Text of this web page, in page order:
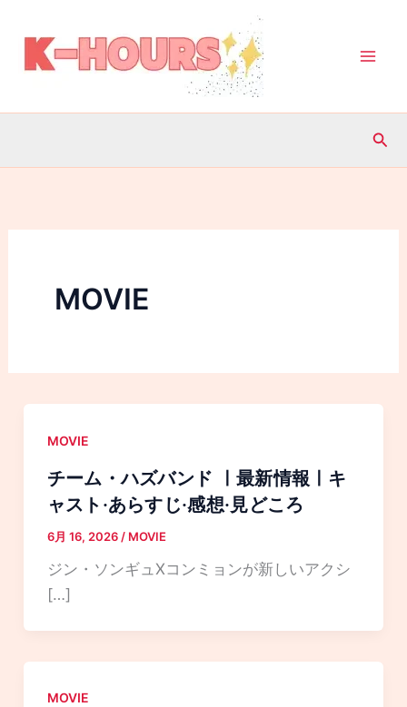
キ
プ
検
MOVIE
MOVIE
チーム・ハズバンド ㅣ最新情報ㅣキ
ャスト·あらすじ·感想·見どころ
6月 16, 2026/ MOVIE
ジン・ソンギュXコンミョンが新しいアクシ
[…]
MOVIE